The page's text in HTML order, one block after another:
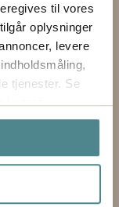
til vores
oplysninger
levere
tjenester. Se
i vores
samtykke
"Privacy